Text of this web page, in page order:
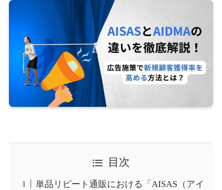
目次
単品リピート通販における「AISAS（アイ